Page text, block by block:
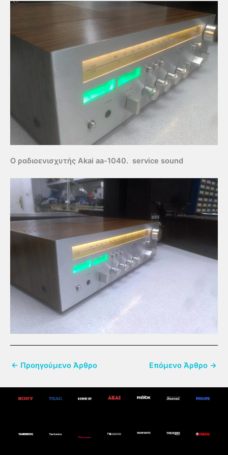
Ο ραδιοενισχυτής Akai aa-1040. service sound
← Προηγούμενο Άρθρο Επόμενο Άρθρο →